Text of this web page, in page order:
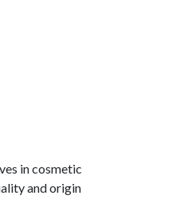
in cosmetic
and origin